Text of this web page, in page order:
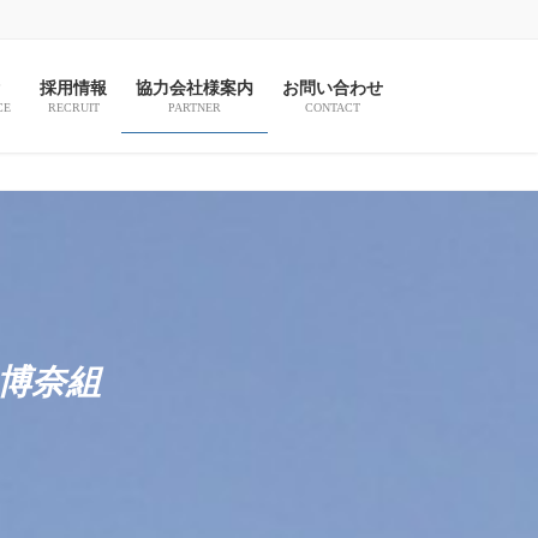
採用情報
RECRUIT
協力会社様案内
PARTNER
お問い合わせ
CONTACT
奈組